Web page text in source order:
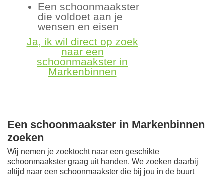
Een schoonmaakster
die voldoet aan je
wensen en eisen
Ja, ik wil direct op zoek
naar een
schoonmaakster in
Markenbinnen
Een schoonmaakster in Markenbinnen
zoeken
Wij nemen je zoektocht naar een geschikte
schoonmaakster graag uit handen. We zoeken daarbij
altijd naar een schoonmaakster die bij jou in de buurt